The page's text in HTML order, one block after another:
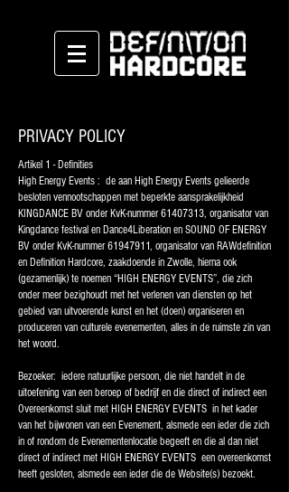
PRIVACY POLICY
Artikel 1 - Definities
High Energy Events : de aan High Energy Events gelieerde
besloten vennootschappen met beperkte aansprakelijkheid
KINGDANCE BV onder KvK-nummer61407313, organisator van
Kingdance festival en Dance4Liberation en SOUND OF ENERGY
BV onder KvK-nummer61947911, organisator van RAWdefinition
en Definition Hardcore, zaakdoende in Zwolle, hierna ook
(gezamenlijk) te noemen “HIGH ENERGY EVENTS”, die zich
onder meer bezighoudt met het verlenen van diensten op het
gebied van uitvoerende kunst en het (doen) organiseren en
produceren van culturele evenementen, alles in de ruimste zin van
het woord.
Bezoeker: iedere natuurlijke persoon, die niet handelt in de
uitoefening van een beroep of bedrijf en die direct of indirect een
Overeenkomst sluit met HIGH ENERGY EVENTS in het kader
van het bijwonen van een Evenement, alsmede een ieder die zich
in of rondom de Evenementenlocatie begeeft en die al dan niet
direct of indirect met HIGH ENERGY EVENTS een overeenkomst
heeft gesloten, alsmede een ieder die de Website(s) bezoekt.